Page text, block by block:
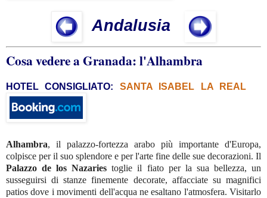
Andalusia
Cosa vedere a Granada: l'Alhambra
HOTEL CONSIGLIATO: SANTA ISABEL LA REAL
Alhambra, il palazzo-fortezza arabo più importante d'Europa,
colpisce per il suo splendore e per l'arte fine delle sue decorazioni. Il
Palazzo de los Nazaries toglie il fiato per la sua bellezza, un
susseguirsi di stanze finemente decorate, affacciate su magnifici
patios dove i movimenti dell'acqua ne esaltano l'atmosfera. Visitarlo